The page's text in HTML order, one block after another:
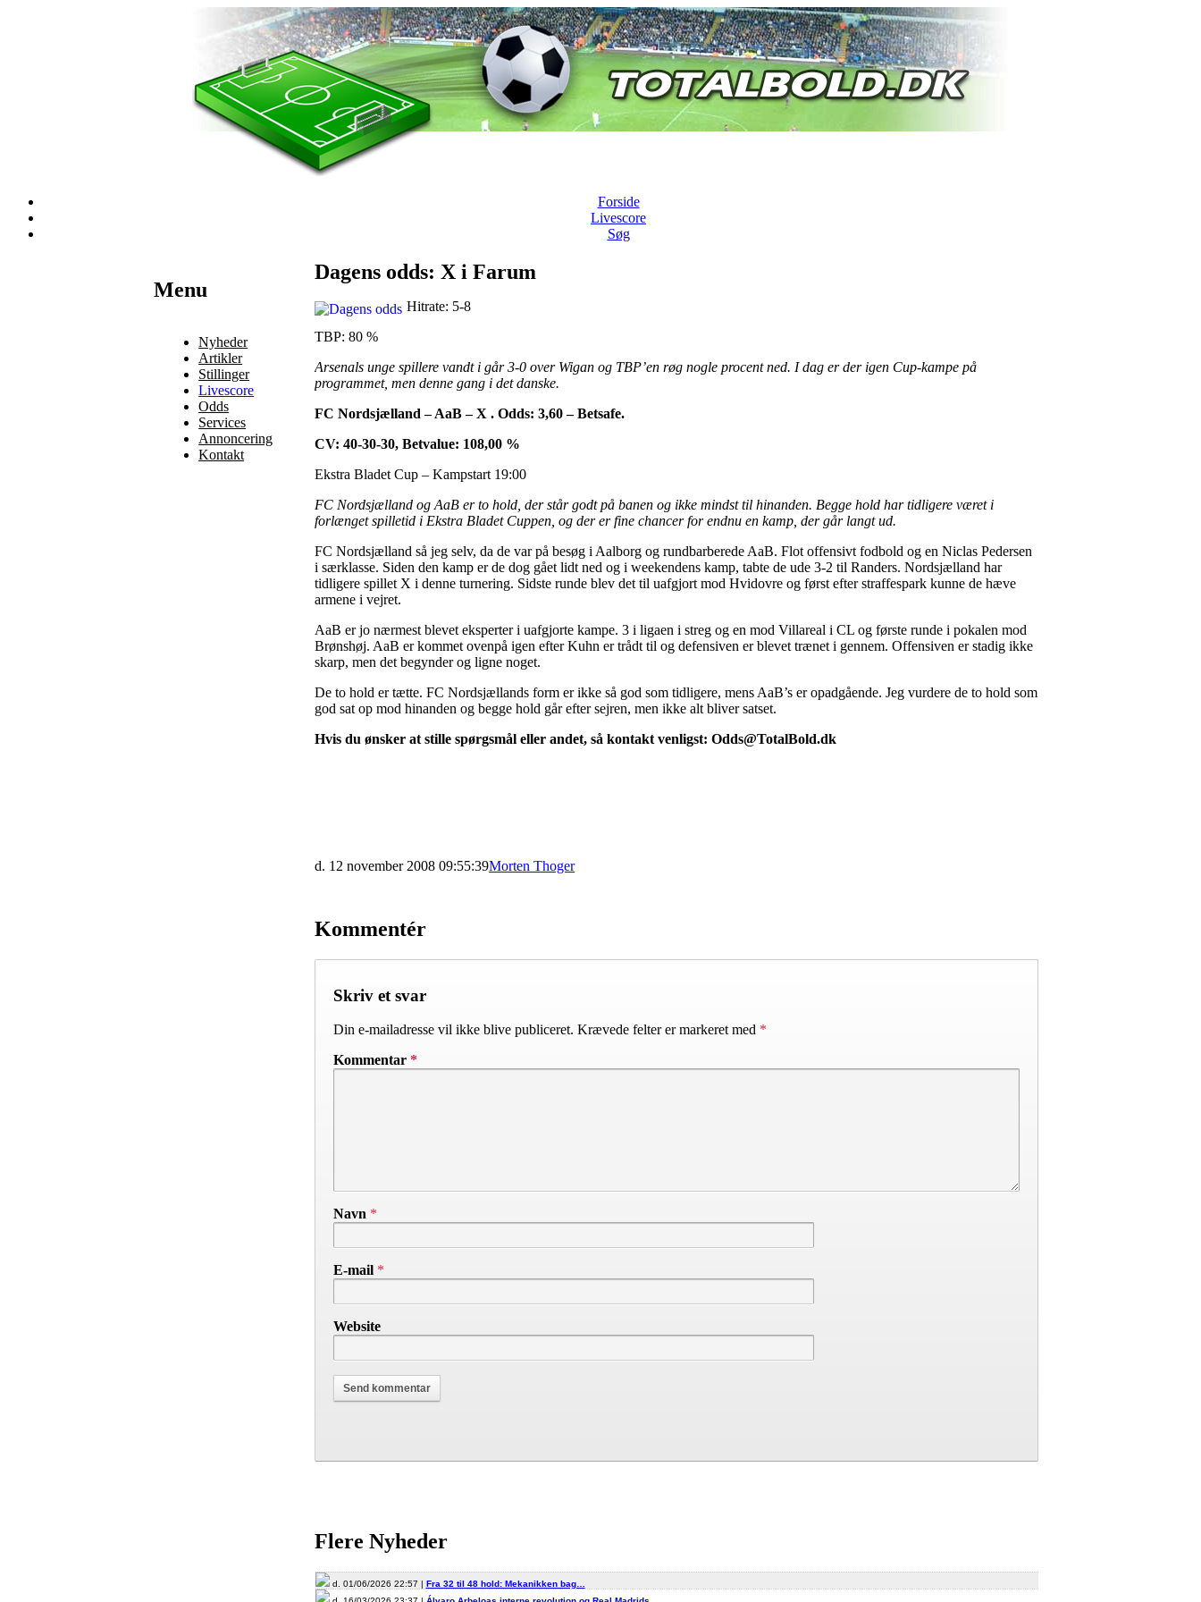
Forside
Livescore
Søg
Menu
Nyheder
Artikler
Stillinger
Livescore
Odds
Services
Annoncering
Kontakt
Dagens odds: X i Farum
Hitrate: 5-8
TBP: 80 %
Arsenals unge spillere vandt i går 3-0 over Wigan og TBP’en røg nogle procent ned. I dag er der igen Cup-kampe på
programmet, men denne gang i det danske.
FC Nordsjælland – AaB – X . Odds: 3,60 – Betsafe.
CV: 40-30-30, Betvalue: 108,00 %
Ekstra Bladet Cup – Kampstart 19:00
FC Nordsjælland og AaB er to hold, der står godt på banen og ikke mindst til hinanden. Begge hold har tidligere været i
forlænget spilletid i Ekstra Bladet Cuppen, og der er fine chancer for endnu en kamp, der går langt ud.
FC Nordsjælland så jeg selv, da de var på besøg i Aalborg og rundbarberede AaB. Flot offensivt fodbold og en Niclas Pedersen
i særklasse. Siden den kamp er de dog gået lidt ned og i weekendens kamp, tabte de ude 3-2 til Randers. Nordsjælland har
tidligere spillet X i denne turnering. Sidste runde blev det til uafgjort mod Hvidovre og først efter straffespark kunne de hæve
armene i vejret.
AaB er jo nærmest blevet eksperter i uafgjorte kampe. 3 i ligaen i streg og en mod Villareal i CL og første runde i pokalen mod
Brønshøj. AaB er kommet ovenpå igen efter Kuhn er trådt til og defensiven er blevet trænet i gennem. Offensiven er stadig ikke
skarp, men det begynder og ligne noget.
De to hold er tætte. FC Nordsjællands form er ikke så god som tidligere, mens AaB’s er opadgående. Jeg vurdere de to hold som
god sat op mod hinanden og begge hold går efter sejren, men ikke alt bliver satset.
Hvis du ønsker at stille spørgsmål eller andet, så kontakt venligst: Odds@TotalBold.dk
d. 12 november 2008 09:55:39Morten Thoger
Kommentér
Skriv et svar
Din e-mailadresse vil ikke blive publiceret. Krævede felter er markeret med *
Kommentar *
Navn *
E-mail *
Website
Flere Nyheder
d. 01/06/2026 22:57 | Fra 32 til 48 hold: Mekanikken bag…